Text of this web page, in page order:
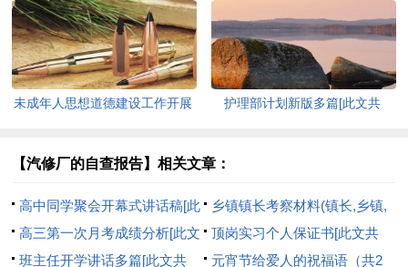
[此文共5937字]
未成年人思想道德建设工作开展
护理部计划新版多篇[此文共
【汽修厂的自查报告】相关文章：
高中同学聚会开幕式讲话稿[此
文共2463字]
乡镇镇长考察材料(镇长,乡镇,
考察)[此文共4881字]
高三第一次月考成绩分析[此文
共1253字]
顶岗实习个人保证书[此文共
1897字]
班主任开学讲话多篇[此文共 元宵节给爱人的祝福语（共2